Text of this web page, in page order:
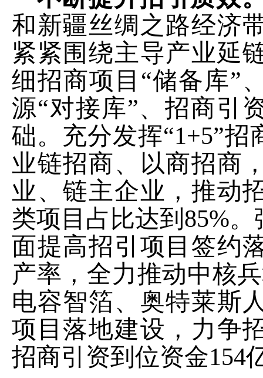
和新疆丝绸之路经济
紧紧围绕主导产业延
细招商项目 “储备库”
源“对接库”、招商引
础。充分发挥“1+5”招
业链招商、以商招商
业、链主企业，推动
类项目占比达到 85%。
面提高招引项目签约
产率，全力推动中核
电容智箔、奥特莱斯
项目落地建设，力争
招商引资到位资金154